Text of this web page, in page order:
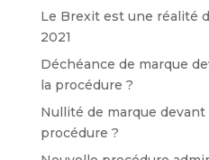
Le Brexit est une réalité
2021
Déchéance de marque
la procédure ?
Nullité de marque devant
procédure ?